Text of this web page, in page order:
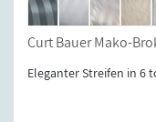
Curt Bauer Mako-
Eleganter Streifen in 6